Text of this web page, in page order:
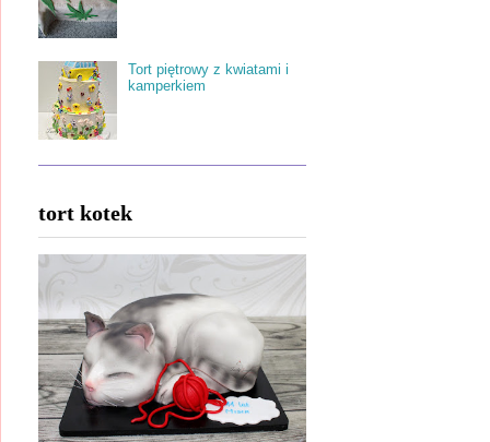
Tort piętrowy z kwiatami i
kamperkiem
tort kotek